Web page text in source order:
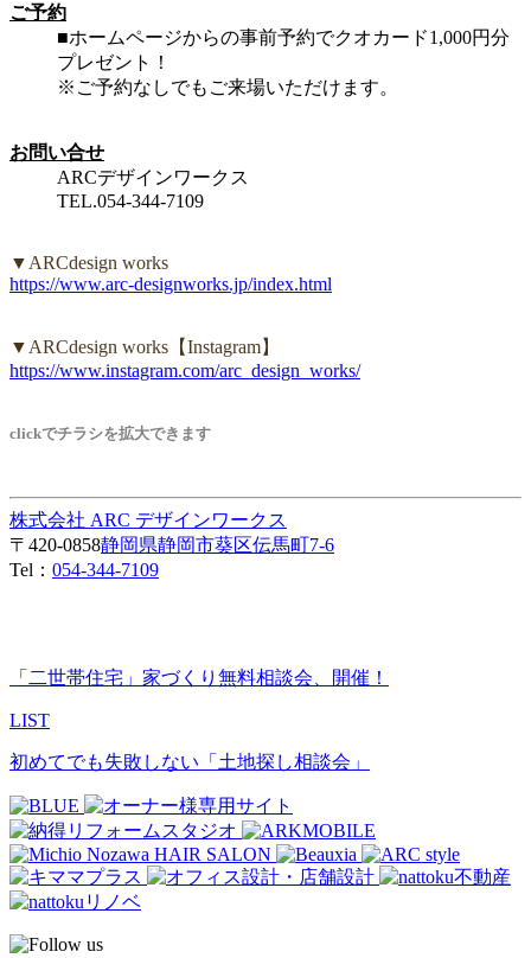
ご予約
■ホームページからの事前予約でクオカード1,000円分
プレゼント！
※ご予約なしでもご来場いただけます。
お問い合せ
ARCデザインワークス
TEL.054-344-7109
▼ARCdesign works
https://www.arc-designworks.jp/index.html
▼ARCdesign works【Instagram】
https://www.instagram.com/arc_design_works/
clickでチラシを拡大できます
株式会社 ARC デザインワークス
〒420-0858静岡県静岡市葵区伝馬町7-6
Tel： 054-344-7109
「二世帯住宅」家づくり無料相談会、開催！
LIST
初めてでも失敗しない「土地探し相談会」